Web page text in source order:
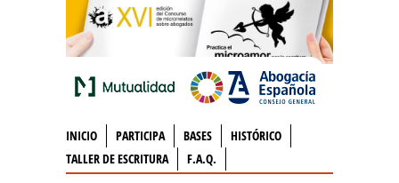
INICIO PARTICIPA BASES
HISTÓRICO
TALLER DE ESCRITURA
F.A.Q.